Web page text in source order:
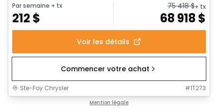
Par semaine + tx
212 $
75 418$+ tx
68 918 $
Voir les détails
Commencer votre achat
Ste-Foy Chrysler #1T273
Mention légale